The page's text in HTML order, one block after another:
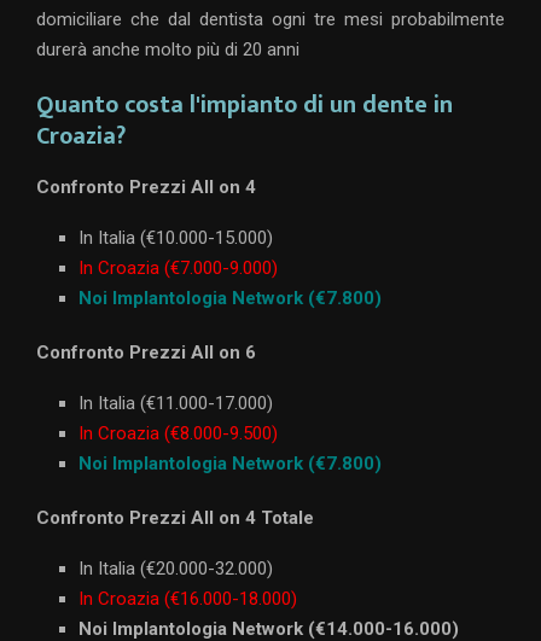
domiciliare che dal dentista ogni tre mesi probabilmente
durerà anche molto più di 20 anni
Quanto costa l'impianto di un dente in
Croazia?
Confronto Prezzi All on 4
In Italia (€10.000-15.000)
In Croazia (€7.000-9.000)
Noi Implantologia Network (€7.800)
Confronto Prezzi All on 6
In Italia (€11.000-17.000)
In Croazia (€8.000-9.500)
Noi Implantologia Network (€7.800)
Confronto Prezzi All on 4 Totale
In Italia (€20.000-32.000)
In Croazia (€16.000-18.000)
Noi Implantologia Network (€14.000-16.000)